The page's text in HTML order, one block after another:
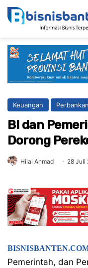
Keuangan Perbankan
BI dan
Dorong
Hilal Ahmad 28 Juli
Pemerintah, dan